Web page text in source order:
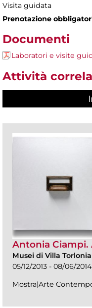
Visita guidata
Prenotazione
Documenti
Laboratori e visite
Attività
Antonia Ciampi.
Musei di Villa Torlonia
05/12/2013 - 08/06/2014
Mostra|Arte